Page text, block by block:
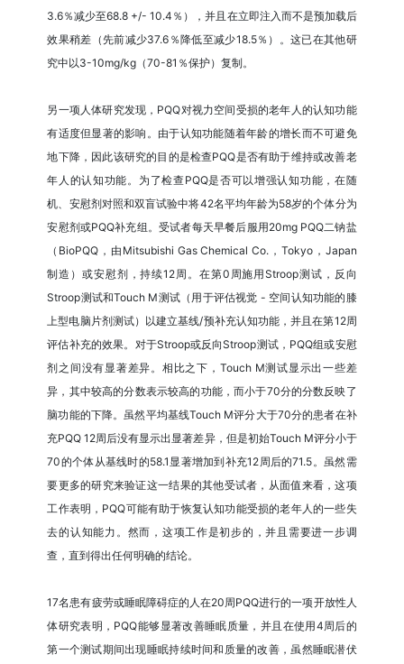
3.6％减少至68.8 +/- 10.4％），并且在立即注入而不是预加载后
效果稍差（先前减少37.6％降低至减少18.5％）。这已在其他研
究中以3-10mg/kg（70-81％保护）复制。
另一项人体研究发现，PQQ对视力空间受损的老年人的认知功能
有适度但显著的影响。由于认知功能随着年龄的增长而不可避免
地下降，因此该研究的目的是检查PQQ是否有助于维持或改善老
年人的认知功能。为了检查PQQ是否可以增强认知功能，在随
机、安慰剂对照和双盲试验中将42名平均年龄为58岁的个体分为
安慰剂或PQQ补充组。受试者每天早餐后服用20mg PQQ二钠盐
（BioPQQ，由Mitsubishi Gas Chemical Co.，Tokyo，Japan
制造）或安慰剂，持续12周。在第0周施用Stroop测试，反向
Stroop测试和Touch M测试（用于评估视觉 - 空间认知功能的膝
上型电脑片剂测试）以建立基线/预补充认知功能，并且在第12周
评估补充的效果。对于Stroop或反向Stroop测试，PQQ组或安慰
剂之间没有显著差异。相比之下，Touch M测试显示出一些差
异，其中较高的分数表示较高的功能，而小于70分的分数反映了
脑功能的下降。虽然平均基线Touch M评分大于70分的患者在补
充PQQ 12周后没有显示出显著差异，但是初始Touch M评分小于
70的个体从基线时的58.1显著增加到补充12周后的71.5。虽然需
要更多的研究来验证这一结果的其他受试者，从面值来看，这项
工作表明，PQQ可能有助于恢复认知功能受损的老年人的一些失
去的认知能力。然而，这项工作是初步的，并且需要进一步调
查，直到得出任何明确的结论。
17名患有疲劳或睡眠障碍症的人在20周PQQ进行的一项开放性人
体研究表明，PQQ能够显著改善睡眠质量，并且在使用4周后的
第一个测试期间出现睡眠持续时间和质量的改善，虽然睡眠潜伏